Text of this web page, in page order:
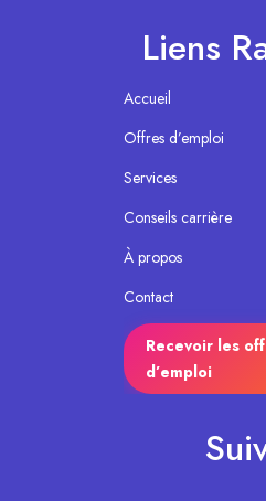
Liens
Accueil
Offres d’emploi
Services
Conseils carrière
À propos
Contact
Recevoir les
d’emploi